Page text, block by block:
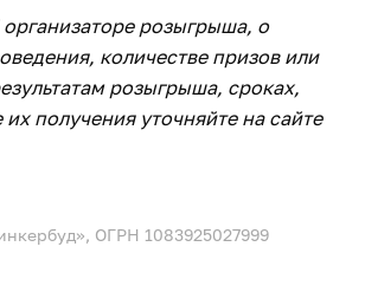
розыгрыша, о
количестве призов или
розыгрыша, сроках,
получения уточняйте на сайте
ОГРН 1083925027999